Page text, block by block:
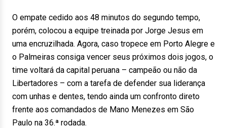
O empate cedido aos 48 minutos do segundo tempo,
porém, colocou a equipe treinada por Jorge Jesus em
uma encruzilhada. Agora, caso tropece em Porto Alegre e
o Palmeiras consiga vencer seus próximos dois jogos, o
time voltará da capital peruana – campeão ou não da
Libertadores – com a tarefa de defender sua liderança
com unhas e dentes, tendo ainda um confronto direto
frente aos comandados de Mano Menezes em São
Paulo na 36.ª rodada.